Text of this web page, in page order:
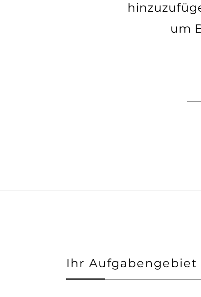
um
Ihr Aufgabengebiet